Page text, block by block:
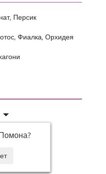
?
3000 руб.
Персик
Фиалка, Орхидея